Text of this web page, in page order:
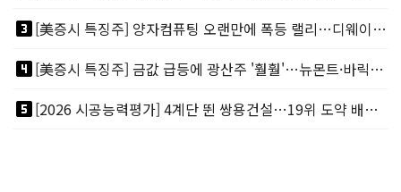
looks_3
[美증시 특징주] 양자컴퓨팅 오랜만에 폭등 랠리…디웨이브·아이온큐 주도
looks_4
[美증시 특징주] 금값 급등에 광산주 '훨훨'…뉴몬트·바릭마이닝 주도
looks_5
[2026 시공능력평가] 4계단 뛴 쌍용건설…19위 도약 배경엔 ‘재무체력’